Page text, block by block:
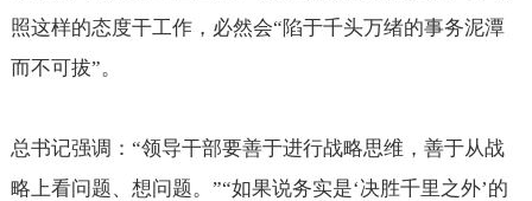
照这样的态度干工作，必然会“陷于千头万绪的事务泥潭
而不可拔”。
总书记强调：“领导干部要善于进行战略思维，善于从战
略上看问题、想问题。”“如果说务实是‘决胜千里之外’的